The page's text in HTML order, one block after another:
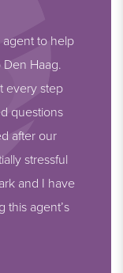
to help
Haag.
every step
questions
after our
stressful
and I have
this agent’s